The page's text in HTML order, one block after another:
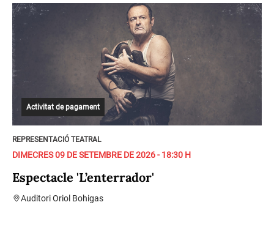
Activitat de pagament
REPRESENTACIÓ TEATRAL
DIMECRES 09 DE SETEMBRE DE 2026 - 18:30 H
Espectacle 'L’enterrador'
Auditori Oriol Bohigas